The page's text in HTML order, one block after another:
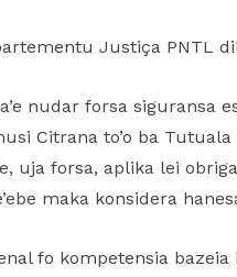
Justiça PNTL
nudar forsa siguransa
Citrana to’o ba
uja forsa, aplika lei
maka konsidera
fo kompetensia